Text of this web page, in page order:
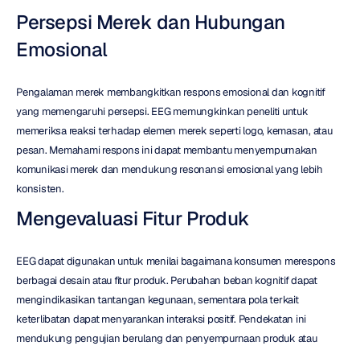
Persepsi Merek dan Hubungan
Emosional
Pengalaman merek membangkitkan respons emosional dan kognitif
yang memengaruhi persepsi. EEG memungkinkan peneliti untuk
memeriksa reaksi terhadap elemen merek seperti logo, kemasan, atau
pesan. Memahami respons ini dapat membantu menyempurnakan
komunikasi merek dan mendukung resonansi emosional yang lebih
konsisten.
Mengevaluasi Fitur Produk
EEG dapat digunakan untuk menilai bagaimana konsumen merespons
berbagai desain atau fitur produk. Perubahan beban kognitif dapat
mengindikasikan tantangan kegunaan, sementara pola terkait
keterlibatan dapat menyarankan interaksi positif. Pendekatan ini
mendukung pengujian berulang dan penyempurnaan produk atau